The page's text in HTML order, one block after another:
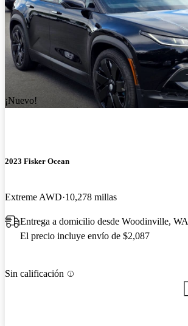
¡Nuevo!
2023 Fisker Ocean
Extreme AWD 10,278 millas
Entrega a domicilio desde Woodinville, WA
El precio incluye envío de $2,087
Sin calificación